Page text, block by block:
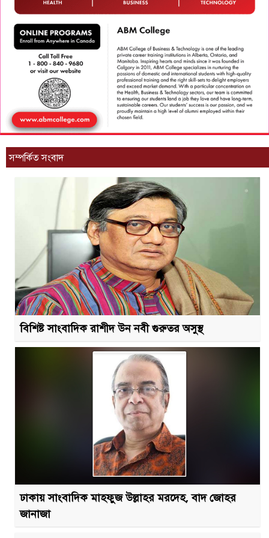
সম্পর্কিত সংবাদ
বিশিষ্ট সাংবাদিক রাশীদ উন নবী গুরুতর অসুস্থ
ঢাকায় সাংবাদিক মাহফুজ উল্লাহর মরদেহ, বাদ জোহর
জানাজা